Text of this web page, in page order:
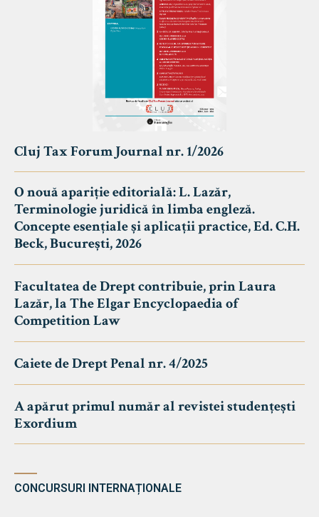
Cluj Tax Forum Journal nr. 1/2026
O nouă apariție editorială: L. Lazăr,
Terminologie juridică în limba engleză.
Concepte esențiale și aplicații practice, Ed. C.H.
Beck, București, 2026
Facultatea de Drept contribuie, prin Laura
Lazăr, la The Elgar Encyclopaedia of
Competition Law
Caiete de Drept Penal nr. 4/2025
A apărut primul număr al revistei studențești
Exordium
CONCURSURI INTERNAȚIONALE